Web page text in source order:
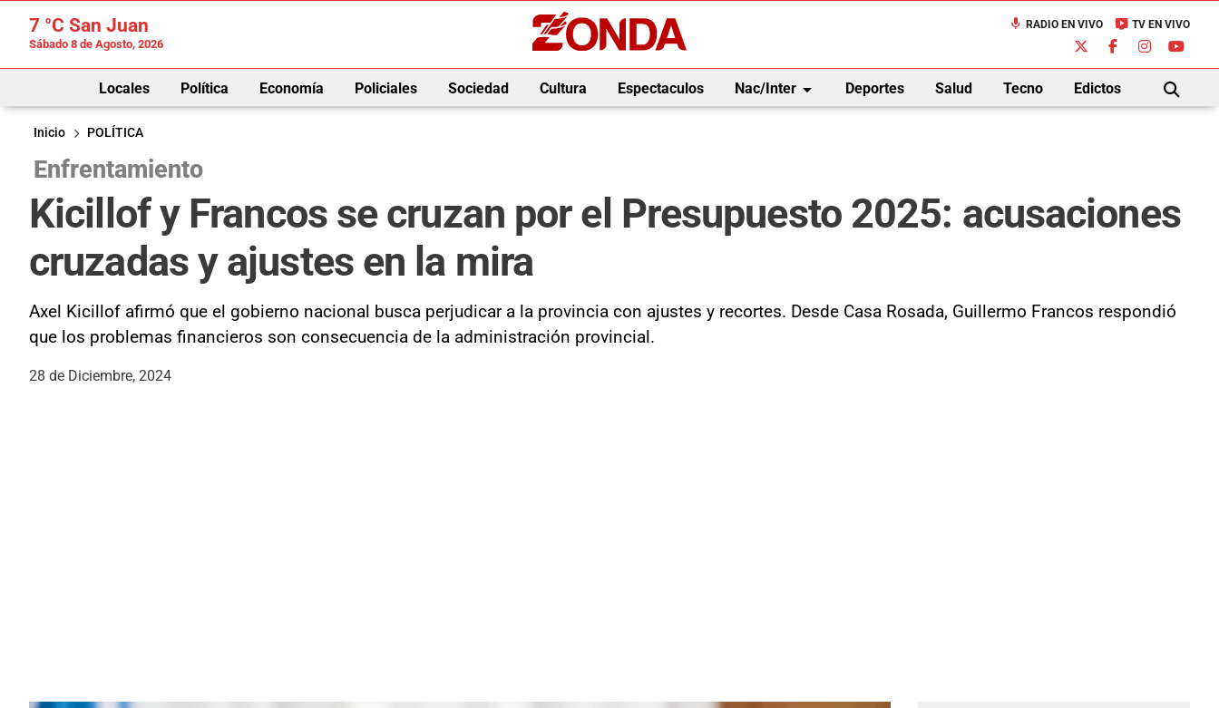
7 °C San Juan
Sábado 8 de Agosto, 2026
mic RADIO EN VIVO live_tv TV EN VIVO
Locales Política Economía Policiales Sociedad Cultura Espectaculos Nac/Interarrow_drop_down Deportes Salud Tecno Edictos
BUSCAR
Inicio
POLÍTICA
Enfrentamiento
Kicillof y Francos se cruzan por el Presupuesto 2025: acusaciones
cruzadas y ajustes en la mira
Axel Kicillof afirmó que el gobierno nacional busca perjudicar a la provincia con ajustes y recortes. Desde Casa Rosada, Guillermo Francos respondió
que los problemas financieros son consecuencia de la administración provincial.
28 de Diciembre, 2024